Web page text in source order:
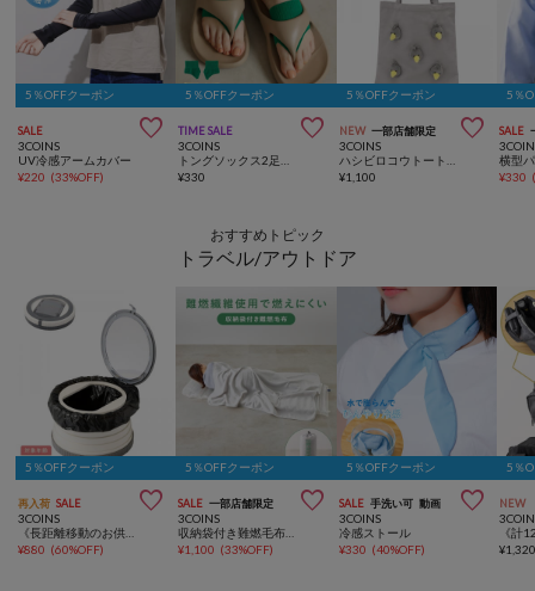
5％OFFクーポン
SALE 
3COINS
UV冷感アームカバー
¥220 (33%OFF)
5％OFFクーポン
TIME SALE 
3COINS
¥330
5％OFFクーポン
NEW 一部店舗限定 
3COINS
¥1,100
5％
SALE
横型
¥330
おすすめトピック
トラベル/アウトドア
5％OFFクーポン
再入荷 SALE 
3COINS
¥880 (60%OFF)
5％OFFクーポン
SALE 一部店舗限定 
3COINS
¥1,100 (33%OFF)
5％OFFクーポン
SALE 手洗い可 動画 
3COINS
冷感ストール
¥330 (40%OFF)
5％
NEW
¥